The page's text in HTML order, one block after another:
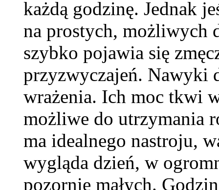
każdą godzinę. Jednak
na prostych, możliwych
szybko pojawia się
przyzwyczajeń. Nawyki
wrażenia. Ich moc tkwi
możliwe do utrzymania
ma idealnego nastroju,
wygląda dzień, w
pozornie małych.